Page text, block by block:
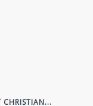
CHRISTIAN...